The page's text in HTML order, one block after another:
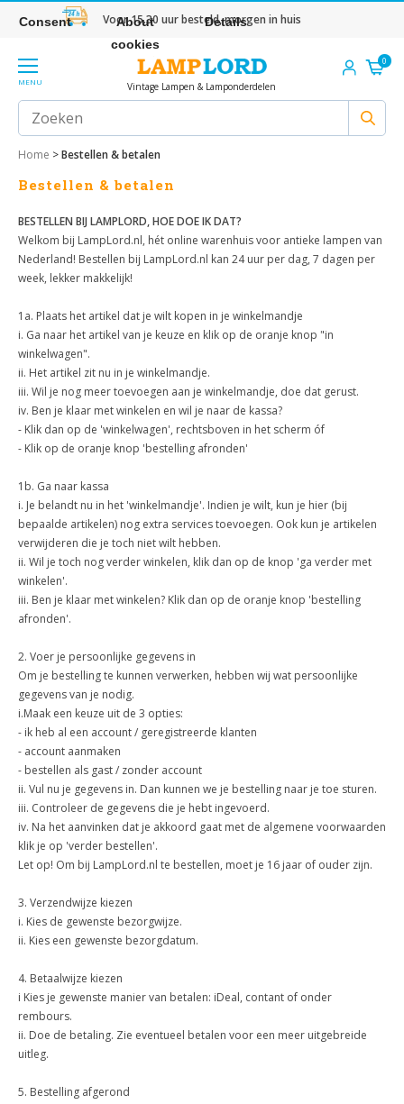
Voor 15.30 uur besteld, morgen in huis
MENU Vintage Lampen & Lamponderdelen
0
Home >Bestellen & betalen
Bestellen & betalen
BESTELLEN BIJ LAMPLORD, HOE DOE IK DAT?
Welkom bij LampLord.nl, hét online warenhuis voor antieke lampen van
Nederland! Bestellen bij LampLord.nl kan 24 uur per dag, 7 dagen per
week, lekker makkelijk!
1a. Plaats het artikel dat je wilt kopen in je winkelmandje
i. Ga naar het artikel van je keuze en klik op de oranje knop "in
winkelwagen".
ii. Het artikel zit nu in je winkelmandje.
iii. Wil je nog meer toevoegen aan je winkelmandje, doe dat gerust.
iv. Ben je klaar met winkelen en wil je naar de kassa?
- Klik dan op de 'winkelwagen', rechtsboven in het scherm óf
- Klik op de oranje knop 'bestelling afronden'
1b. Ga naar kassa
i. Je belandt nu in het 'winkelmandje'. Indien je wilt, kun je hier (bij
bepaalde artikelen) nog extra services toevoegen. Ook kun je artikelen
verwijderen die je toch niet wilt hebben.
ii. Wil je toch nog verder winkelen, klik dan op de knop 'ga verder met
winkelen'.
iii. Ben je klaar met winkelen? Klik dan op de oranje knop 'bestelling
afronden'.
2. Voer je persoonlijke gegevens in
Om je bestelling te kunnen verwerken, hebben wij wat persoonlijke
gegevens van je nodig.
i.Maak een keuze uit de 3 opties:
- ik heb al een account / geregistreerde klanten
- account aanmaken
- bestellen als gast / zonder account
ii. Vul nu je gegevens in. Dan kunnen we je bestelling naar je toe sturen.
iii. Controleer de gegevens die je hebt ingevoerd.
iv. Na het aanvinken dat je akkoord gaat met de algemene voorwaarden
klik je op 'verder bestellen'.
Let op! Om bij LampLord.nl te bestellen, moet je 16 jaar of ouder zijn.
3. Verzendwijze kiezen
i. Kies de gewenste bezorgwijze.
ii. Kies een gewenste bezorgdatum.
4. Betaalwijze kiezen
i Kies je gewenste manier van betalen: iDeal, contant of onder
rembours.
ii. Doe de betaling. Zie eventueel betalen voor een meer uitgebreide
uitleg.
5. Bestelling afgerond
Consent
About
cookies
Details